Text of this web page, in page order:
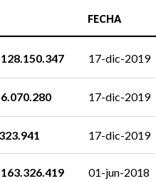
FECHA
17-dic-2019
17-dic-2019
17-dic-2019
01-jun-2018